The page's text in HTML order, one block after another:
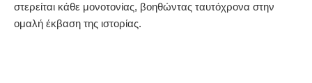
στερείται κάθε μονοτονίας, βοηθώντας ταυτόχρονα στην
ομαλή έκβαση της ιστορίας.